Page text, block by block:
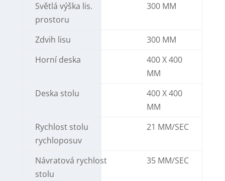
Světlá výška lis.
prostoru
300 MM
Zdvih lisu
300 MM
Horní deska
400 X 400
MM
Deska stolu
400 X 400
MM
Rychlost stolu
rychloposuv
21 MM/SEC
Návratová rychlost
stolu
35 MM/SEC